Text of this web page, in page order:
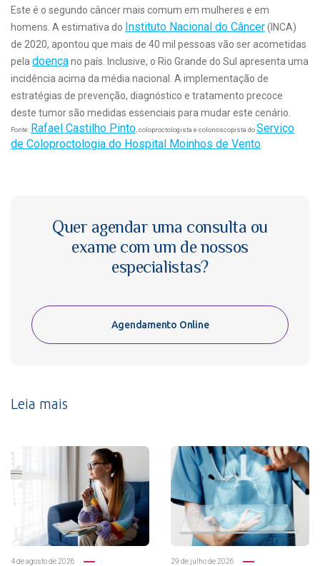
Este é o segundo câncer mais comum em mulheres e em
homens. A estimativa do Instituto Nacional do Câncer(INCA)
de 2020, apontou que mais de 40 mil pessoas vão ser acometidas
pela doençano país. Inclusive, o Rio Grande do Sul apresenta uma
incidência acima da média nacional. A implementação de
estratégias de prevenção, diagnóstico e tratamento precoce
deste tumor são medidas essenciais para mudar este cenário.
Fonte: Rafael Castilho Pinto , coloproctologista e colonoscopista doServiço
de Coloproctologia do Hospital Moinhos de Vento
Quer agendar uma consulta ou
exame com um de nossos
especialistas?
Agendamento Online
Leia mais
4 de agosto de 2026 29 de julho de 2026